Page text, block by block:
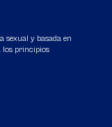
sexual y basada en
los principios